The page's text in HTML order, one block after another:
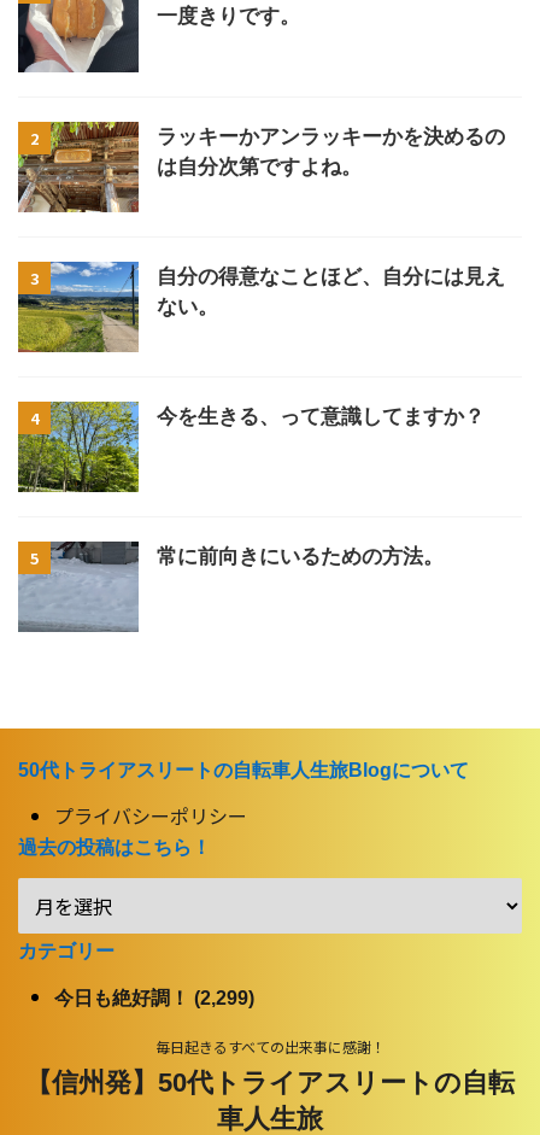
一度きりです。
2
ラッキーかアンラッキーかを決めるの
は自分次第ですよね。
3
自分の得意なことほど、自分には見え
ない。
4 今を生きる、って意識してますか？
5 常に前向きにいるための方法。
50代トライアスリートの自転車人生旅Blogについて
プライバシーポリシー
過去の投稿はこちら！
カテゴリー
今日も絶好調！ (2,299)
毎日起きるすべての出来事に感謝！
【信州発】50代トライアスリートの自転
車人生旅